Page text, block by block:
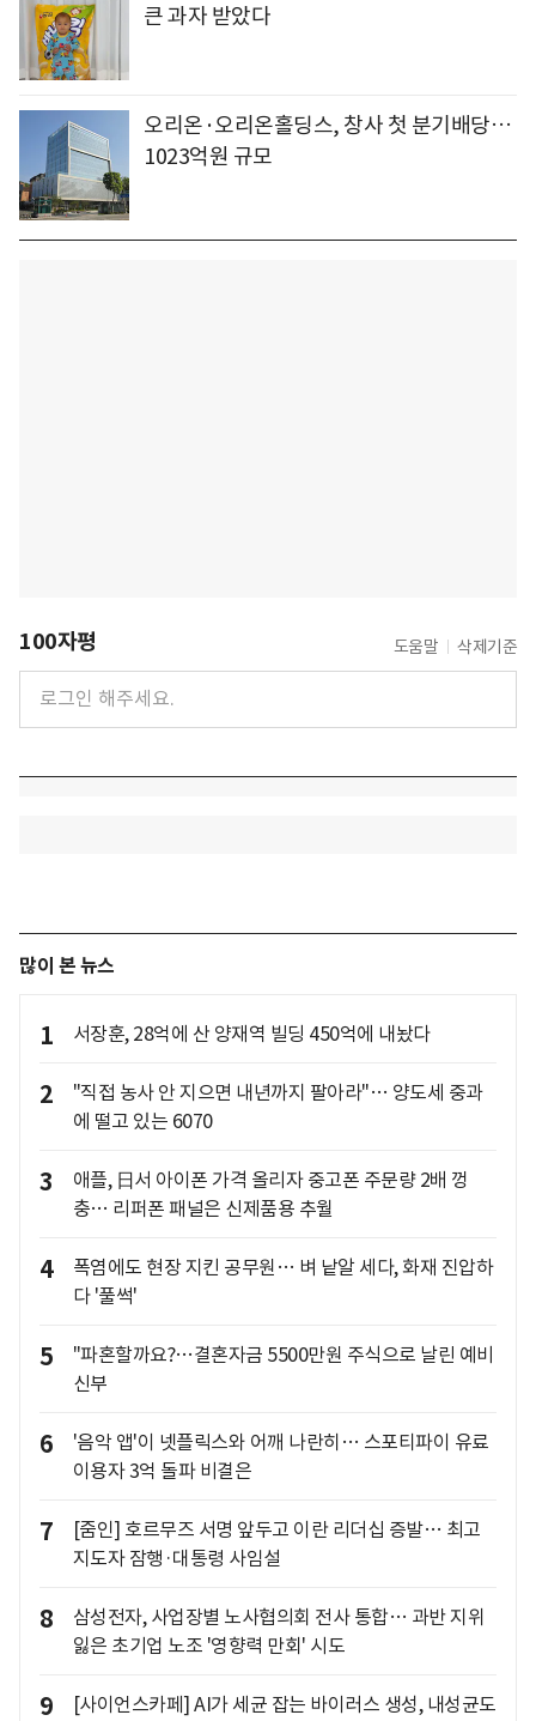
큰 과자 받았다
오리온·오리온홀딩스, 창사 첫 분기배당…
1023억원 규모
100자평 도움말 삭제기준
많이 본 뉴스
1 서장훈, 28억에 산 양재역 빌딩 450억에 내놨다
2
"직접 농사 안 지으면 내년까지 팔아라"… 양도세 중과
에 떨고 있는 6070
3
애플, 日서 아이폰 가격 올리자 중고폰 주문량 2배 껑
충… 리퍼폰 패널은 신제품용 추월
4
폭염에도 현장 지킨 공무원… 벼 낱알 세다, 화재 진압하
다 '풀썩'
5
"파혼할까요?…결혼자금 5500만원 주식으로 날린 예비
신부
6
'음악 앱'이 넷플릭스와 어깨 나란히… 스포티파이 유료
이용자 3억 돌파 비결은
7
[줌인] 호르무즈 서명 앞두고 이란 리더십 증발… 최고
지도자 잠행·대통령 사임설
8
삼성전자, 사업장별 노사협의회 전사 통합… 과반 지위
잃은 초기업 노조 '영향력 만회' 시도
9 [사이언스카페] AI가 세균 잡는 바이러스 생성, 내성균도